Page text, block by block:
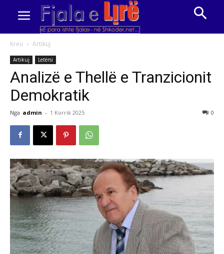
Kreu Artikuj
Artikuj Letërsi
Analizë e Thellë e Tranzicionit
Demokratik
Nga admin - 1 Korrik 2025 0